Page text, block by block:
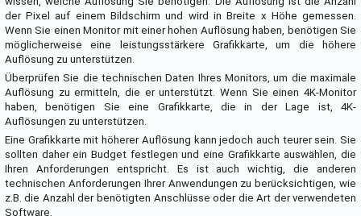
der Pixel auf einem Bildschirm und wird in Breite x Höhe gemessen.
Wenn Sie einen Monitor mit einer hohen Auflösung haben, benötigen Sie
möglicherweise eine leistungsstärkere Grafikkarte, um die höhere
Auflösung zu unterstützen.
Überprüfen Sie die technischen Daten Ihres Monitors, um die maximale
Auflösung zu ermitteln, die er unterstützt. Wenn Sie einen 4K-Monitor
haben, benötigen Sie eine Grafikkarte, die in der Lage ist, 4K-
Auflösungen zu unterstützen.
Eine Grafikkarte mit höherer Auflösung kann jedoch auch teurer sein. Sie
sollten daher ein Budget festlegen und eine Grafikkarte auswählen, die
Ihren Anforderungen entspricht. Es ist auch wichtig, die anderen
technischen Anforderungen Ihrer Anwendungen zu berücksichtigen, wie
z.B. die Anzahl der benötigten Anschlüsse oder die Art der verwendeten
Software.